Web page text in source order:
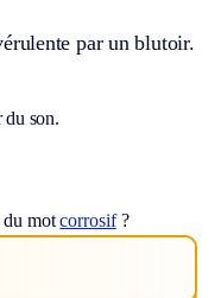
par un blutoir.
du son.
du motcorrosif?